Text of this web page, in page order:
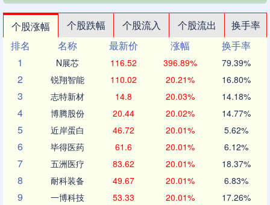
个股涨幅 个股跌幅 个股流入 个股流出
换手率
排名
名称 最新价 涨幅
换手率
1
N展芯 116.52 396.89% 79.39%
2 锐翔智能 110.02 20.21% 16.80%
3 志特新材 14.8 20.03% 14.18%
4 博腾股份 20.44 20.02% 14.77%
5 近岸蛋白 46.72 20.01% 5.62%
6 毕得医药 61.6 20.01% 6.12%
7 五洲医疗 83.62 20.01% 18.37%
8 耐科装备 49.67 20.01% 6.83%
9 一博科技 53.33 20.01% 17.26%